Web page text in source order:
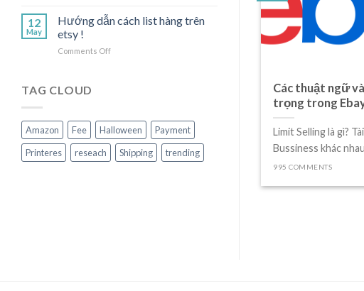
SHIP
shirt
12
May
Hướng dẫn cách list hàng trên
etsy !
Comments Offon
trên
etsy
!
TAG CLOUD
Amazon Fee Halloween
Payment
Printeres
reseach Shipping trending
Các thuật ngữ
trọng trong
Limit Selling là gì?
Bussiness khác
995 COMMENTS